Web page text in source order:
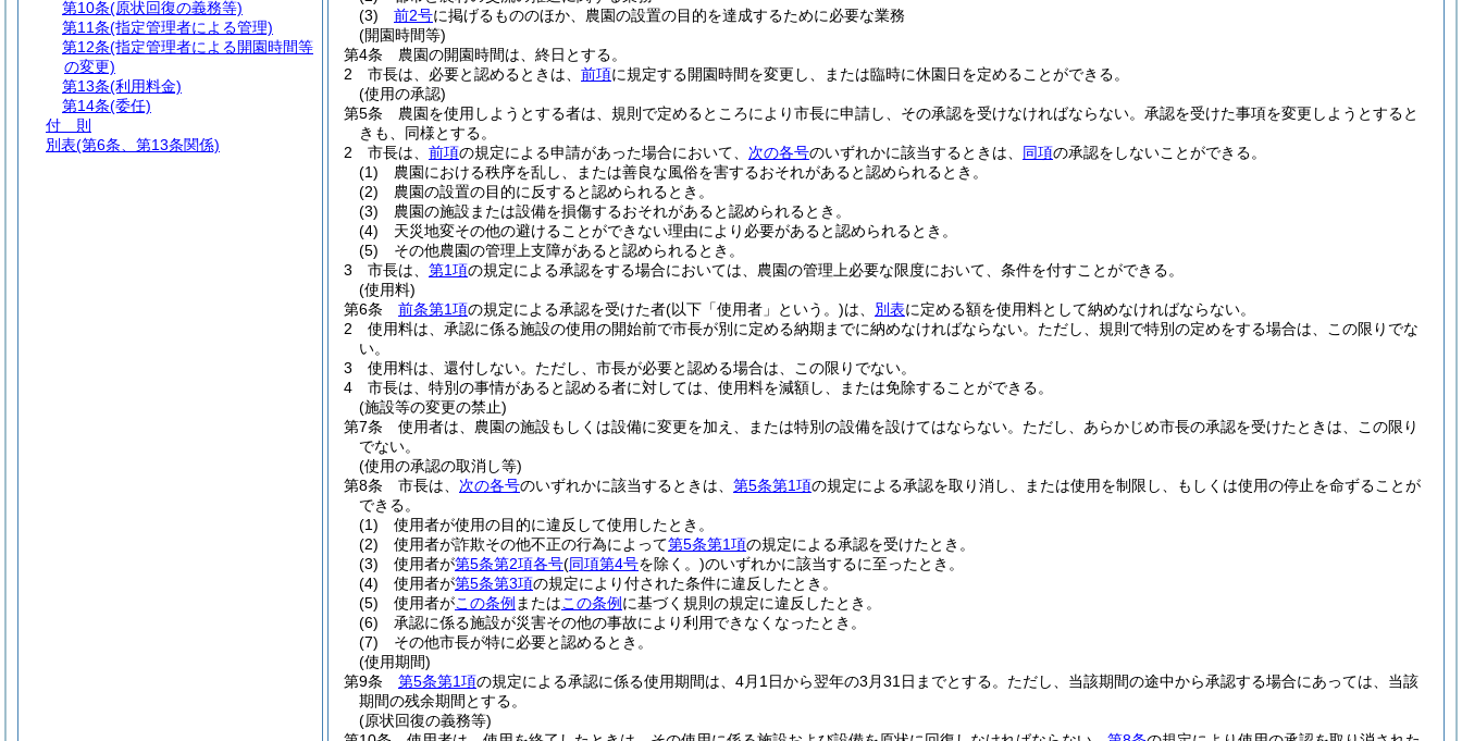
(3)
前2号に掲げるもののほか、農園の設置の目的を達成するために必要な業務
(開園時間等)
第4条
農園の開園時間は、終日とする。
2
市長は、必要と認めるときは、 前項に規定する開園時間を変更し、または臨時に休園日を定めることができる。
(使用の承認)
第5条
農園を使用しようとする者は、規則で定めるところにより市長に申請し、その承認を受けなければならない。 承認を受けた事項を変更しようとすると
きも、同様とする。
2
市長は、 前項の規定による申請があった場合において、 次の各号のいずれかに該当するときは、 同項の承認をしないことができる。
(1)
農園における秩序を乱し、または善良な風俗を害するおそれがあると認められるとき。
(2)
農園の設置の目的に反すると認められるとき。
(3)
農園の施設または設備を損傷するおそれがあると認められるとき。
(4)
天災地変その他の避けることができない理由により必要があると認められるとき。
(5)
その他農園の管理上支障があると認められるとき。
3
市長は、 第1項の規定による承認をする場合においては、農園の管理上必要な限度において、条件を付すことができる。
(使用料)
第6条
前条第1項の規定による承認を受けた者(以下「使用者」という。)は、 別表に定める額を使用料として納めなければならない。
2
使用料は、承認に係る施設の使用の開始前で市長が別に定める納期までに納めなければならない。 ただし、規則で特別の定めをする場合は、この限りでな
い。
3
使用料は、還付しない。 ただし、市長が必要と認める場合は、この限りでない。
4
市長は、特別の事情があると認める者に対しては、使用料を減額し、または免除することができる。
(施設等の変更の禁止)
第7条
使用者は、農園の施設もしくは設備に変更を加え、または特別の設備を設けてはならない。 ただし、あらかじめ市長の承認を受けたときは、この限り
でない。
(使用の承認の取消し等)
第8条
市長は、 次の各号のいずれかに該当するときは、 第5条第1項の規定による承認を取り消し、または使用を制限し、もしくは使用の停止を命ずることが
できる。
(1)
使用者が使用の目的に違反して使用したとき。
(2)
使用者が詐欺その他不正の行為によって第5条第1項の規定による承認を受けたとき。
(3)
使用者が第5条第2項各号(同項第4号を除く。)のいずれかに該当するに至ったとき。
(4)
使用者が第5条第3項の規定により付された条件に違反したとき。
(5)
使用者がこの条例 またはこの条例 に基づく規則の規定に違反したとき。
(6)
承認に係る施設が災害その他の事故により利用できなくなったとき。
(7)
その他市長が特に必要と認めるとき。
(使用期間)
第9条
第5条第1項の規定による承認に係る使用期間は、4月1日から翌年の3月31日までとする。 ただし、当該期間の途中から承認する場合にあっては、当該
期間の残余期間とする。
(原状回復の義務等)
第10条(原状回復の義務等)
第11条(指定管理者による管理)
第12条(指定管理者による開園時間等
の変更)
第13条(利用料金)
第14条(委任)
付 則
別表(第6条、第13条関係)